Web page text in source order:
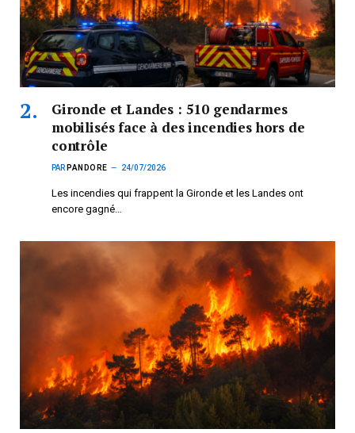
Gironde et Landes : 510 gendarmes
mobilisés face à des incendies hors de
contrôle
PAR PANDORE 24/07/2026
Les incendies qui frappent la Gironde et les Landes ont
encore gagné…